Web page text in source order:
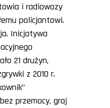
i radiowozy
policjantowi.
Inicjatywa
21 drużyn,
z 2010 r.
przemocy, graj